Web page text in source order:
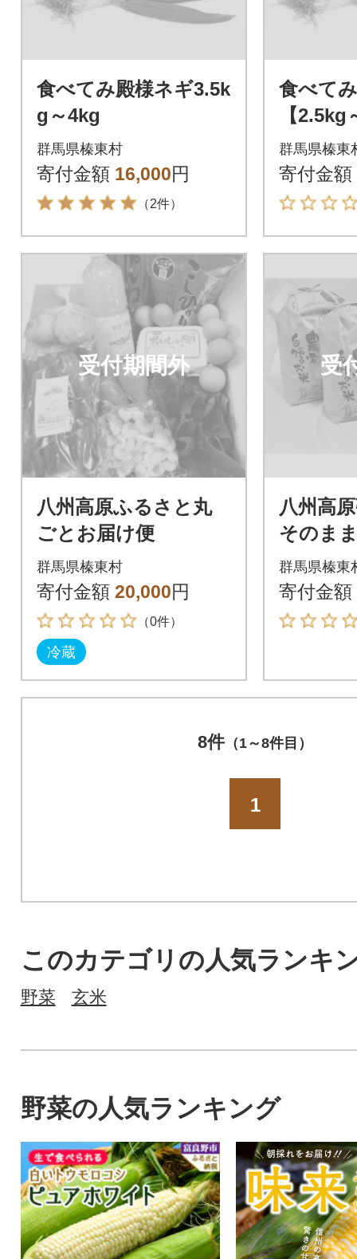
食べてみ殿様ネギ3.5k
g～4kg
群馬県榛東村
寄付金額 16,000円
（2件）
食べて
【
群馬県榛東
寄付金額
受付期間外
八州高原ふるさと丸
ごとお届け便
群馬県榛東村
寄付金額 20,000円
（0件）
冷蔵
受
八州高
そのま
カリ 【
キロ×3
群馬県榛東
寄付金額
8件（1～8件目）
1
このカテゴリの人気ランキ
野菜 玄米
野菜の人気ランキング